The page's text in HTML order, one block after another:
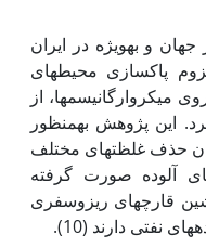
جهان و به­ویژه در ایران
پاکسازی محیط­های
میکروارگانیسم­ها، از
این پژوهش به‏منظور
حذف غلظت‏های مختلف
آلوده صورت گرفته
قارچ‏های ریزوسفری
نفتی دارند (10).